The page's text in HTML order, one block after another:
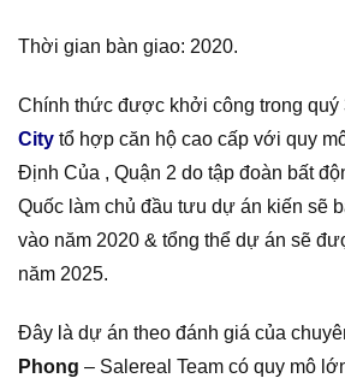
Thời gian bàn giao: 2020.
Chính thức được khởi công trong quý
City tổ hợp căn hộ cao cấp với quy
Định Của , Quận 2 do tập đoàn bất
Quốc làm chủ đầu tưu dự án kiến sẽ
vào năm 2020 & tổng thể dự án sẽ
năm 2025.
Đây là dự án theo đánh giá của
Phong – Salereal Team có quy mô